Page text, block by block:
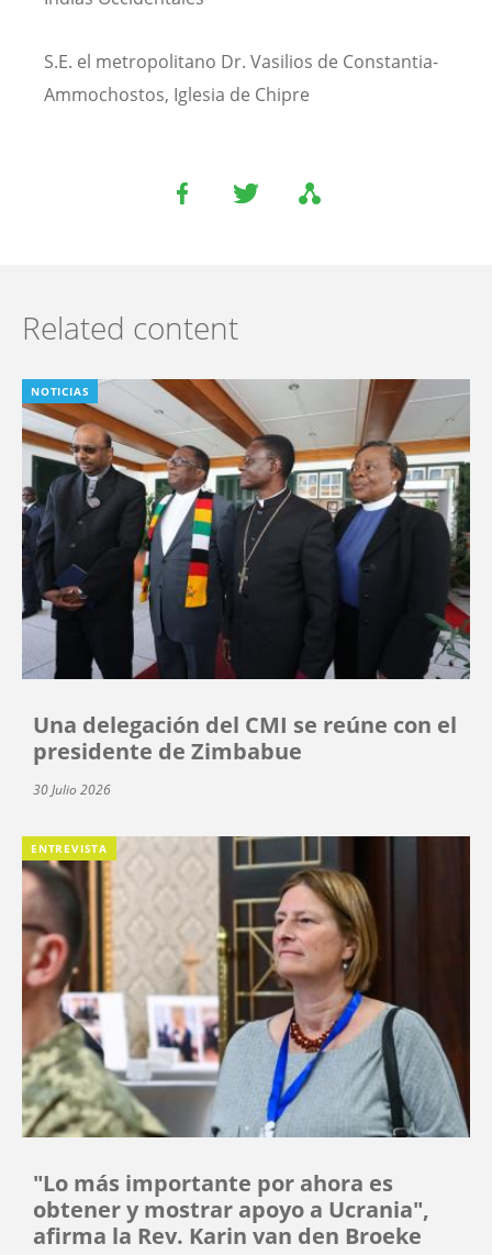
S.E. el metropolitano Dr. Vasilios de Constantia-
Ammochostos, Iglesia de Chipre
Related content
NOTICIAS
Una delegación del CMI se reúne con el
presidente de Zimbabue
30 Julio 2026
ENTREVISTA
"Lo más importante por ahora es
obtener y mostrar apoyo a Ucrania",
afirma la Rev. Karin van den Broeke